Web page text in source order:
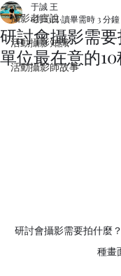
攝影老實說
活動攝影知識
活動攝影師故事
研討會攝影需
單位最在意的
于誠 王
6月23日讀畢需時 3 分鐘
研討會攝影需要拍什麼
種畫